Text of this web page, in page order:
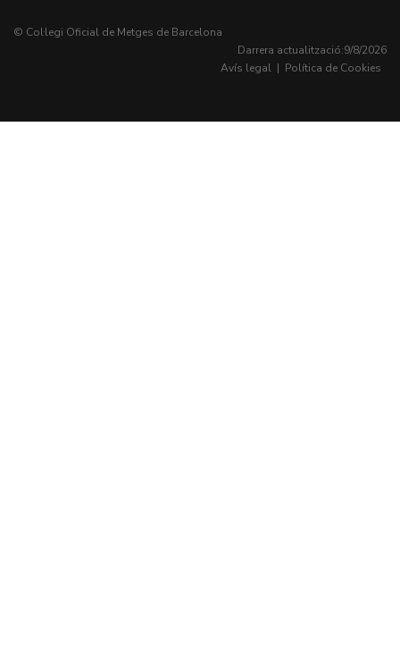
© Col·legi Oficial de Metges de Barcelona
Darrera actualització:9/8/2026
Avís legal | Política de Cookies